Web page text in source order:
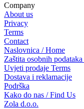
Company
About us
Privacy
Terms
Contact
Naslovnica / Home
Zaštita osobnih
Uvjeti prodaje Terms
Dostava i reklamacije
Podrška
Kako do nas / Find Us
Zola d.o.o.